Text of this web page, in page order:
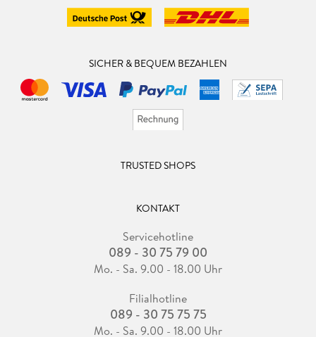
SICHER & BEQUEM BEZAHLEN
TRUSTED SHOPS
KONTAKT
Servicehotline
089 - 30 75 79 00
Mo. - Sa. 9.00 - 18.00 Uhr
Filialhotline
089 - 30 75 75 75
Mo. - Sa. 9.00 - 18.00 Uhr